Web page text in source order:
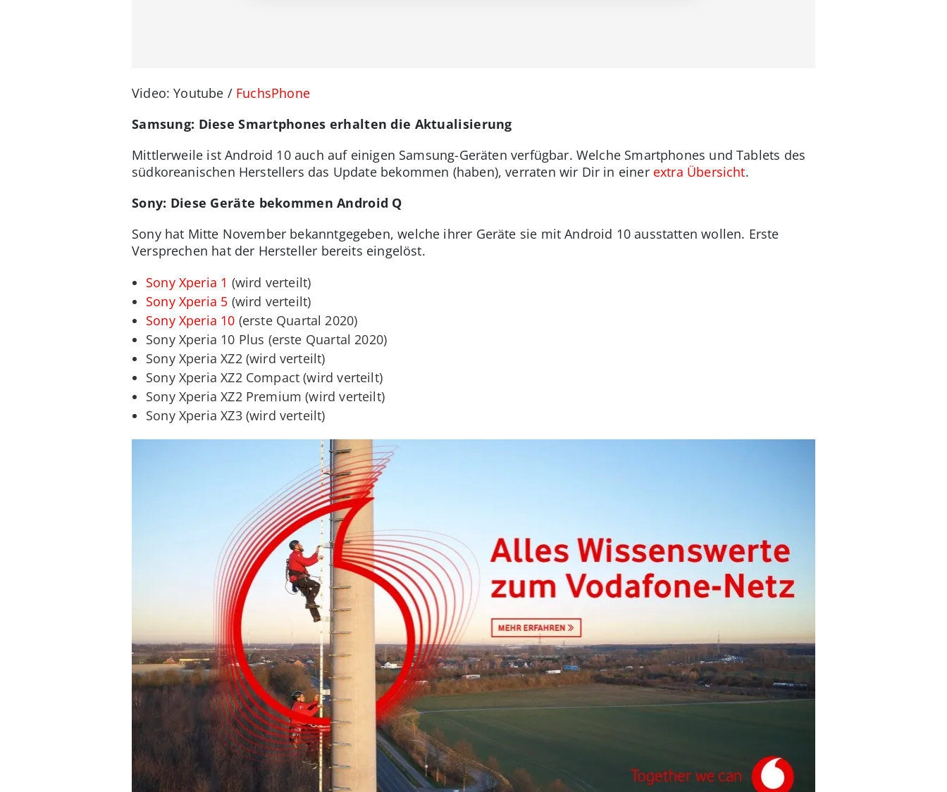
Video: Youtube / FuchsPhone
Samsung: Diese Smartphones erhalten die Aktualisierung
Mittlerweile ist Android 10 auch auf einigen Samsung-Geräten verfügbar. Welche Smartphones und Tablets des
südkoreanischen Herstellers das Update bekommen (haben), verraten wir Dir in einer extra Übersicht.
Sony: Diese Geräte bekommen Android Q
Sony hat Mitte November bekanntgegeben, welche ihrer Geräte sie mit Android 10 ausstatten wollen. Erste
Versprechen hat der Hersteller bereits eingelöst.
Sony Xperia 1 (wird verteilt)
Sony Xperia 5 (wird verteilt)
Sony Xperia 10 (erste Quartal 2020)
Sony Xperia 10 Plus (erste Quartal 2020)
Sony Xperia XZ2 (wird verteilt)
Sony Xperia XZ2 Compact (wird verteilt)
Sony Xperia XZ2 Premium (wird verteilt)
Sony Xperia XZ3 (wird verteilt)